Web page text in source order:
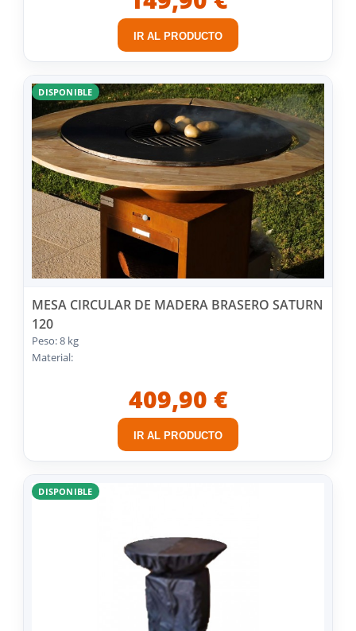
IR AL PRODUCTO
DISPONIBLE
MESA CIRCULAR DE MADERA BRASERO SATURN
120
Peso: 8 kg
Material:
409,90 €
IR AL PRODUCTO
DISPONIBLE